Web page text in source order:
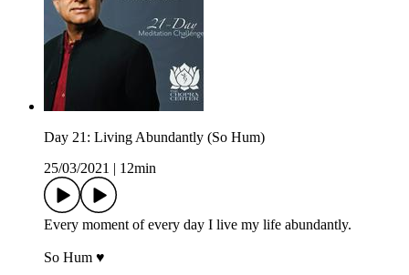
Day 21: Living Abundantly (So Hum)
25/03/2021
12min
Every moment of every day I live my life abundantly.
So Hum ♥